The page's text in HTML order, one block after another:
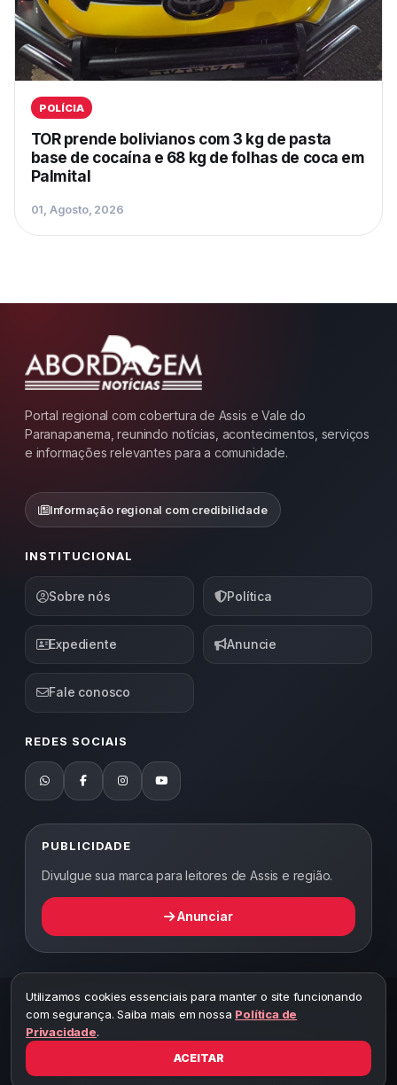
POLÍCIA
TOR prende bolivianos com 3 kg de pasta
base de cocaína e 68 kg de folhas de coca em
Palmital
01, Agosto, 2026
Portal regional com cobertura de Assis e Vale do
Paranapanema, reunindo notícias, acontecimentos, serviços
e informações relevantes para a comunidade.
Informação regional com credibilidade
INSTITUCIONAL
Sobre nós Política
Expediente Anuncie
Fale conosco
REDES SOCIAIS
PUBLICIDADE
Divulgue sua marca para leitores de Assis e região.
Anunciar
2026 ©Abordagem Notícias— Todos os direitos reservados —
Desenvolvido por WEB5.
A cópia total ou parcial desta página implicará ao autor sob pena de
Utilizamos cookies essenciais para manter o site funcionando
com segurança. Saiba mais em nossa Política de
Privacidade.
ACEITAR